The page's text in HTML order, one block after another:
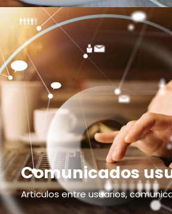
Comunicados
Articulos entre usuarios,